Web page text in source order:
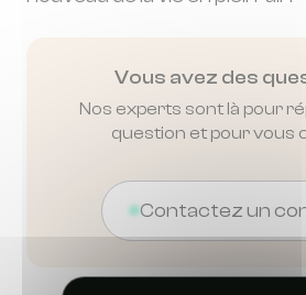
Vous avez des
Nos experts sont là pour
question et pour vous
Contactez un